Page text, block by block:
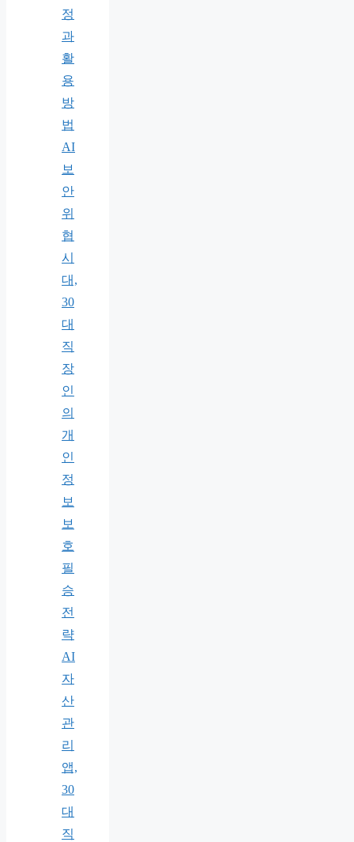
정
과
활
용
방
법
AI
보
안
위
협
시
대,
30
대
직
장
인
의
개
인
정
보
보
호
필
승
전
략
AI
자
산
관
리
앱,
30
대
직